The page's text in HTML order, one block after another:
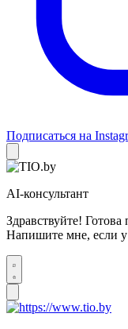
Подписаться на
AI-консультант
Здравствуйте! Готова
Напишите мне, если у